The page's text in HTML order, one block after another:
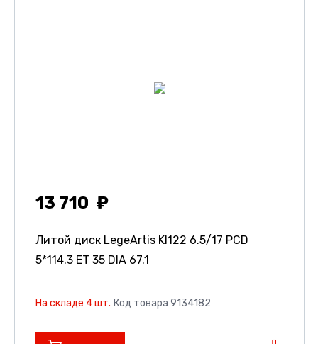
13 710
Литой диск LegeArtis KI122 6.5/17 PCD
5*114.3 ET 35 DIA 67.1
На складе 4 шт. Код товара 9134182